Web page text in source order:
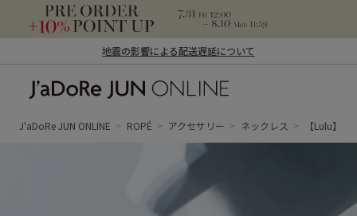
地震の影響による配送遅延について
ン オンライン）
J'aDoRe JUN ONLINE ROPÉ アクセサリー ネックレス 【Lulu】R